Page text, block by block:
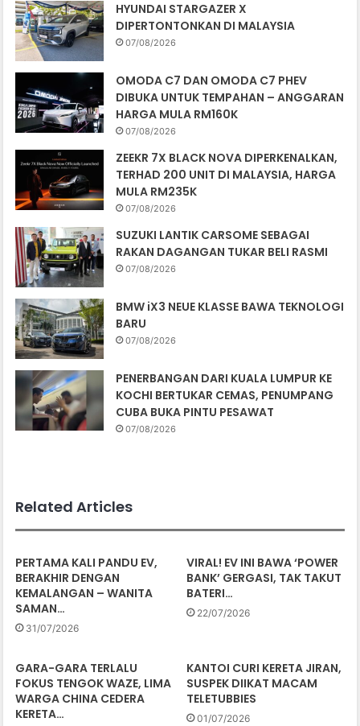
HYUNDAI STARGAZER X
DIPERTONTONKAN DI MALAYSIA
07/08/2026
OMODA C7 DAN OMODA C7 PHEV
DIBUKA UNTUK TEMPAHAN – ANGGARAN
HARGA MULA RM160K
07/08/2026
ZEEKR 7X BLACK NOVA DIPERKENALKAN,
TERHAD 200 UNIT DI MALAYSIA, HARGA
MULA RM235K
07/08/2026
SUZUKI LANTIK CARSOME SEBAGAI
RAKAN DAGANGAN TUKAR BELI RASMI
07/08/2026
BMW iX3 NEUE KLASSE BAWA TEKNOLOGI
BARU
07/08/2026
PENERBANGAN DARI KUALA LUMPUR KE
KOCHI BERTUKAR CEMAS, PENUMPANG
CUBA BUKA PINTU PESAWAT
07/08/2026
Related Articles
PERTAMA KALI PANDU EV,
BERAKHIR DENGAN
KEMALANGAN – WANITA
SAMAN…
31/07/2026
VIRAL! EV INI BAWA ‘POWER
BANK’ GERGASI, TAK TAKUT
BATERI…
22/07/2026
GARA-GARA TERLALU
FOKUS TENGOK WAZE, LIMA
WARGA CHINA CEDERA
KERETA…
KANTOI CURI KERETA JIRAN,
SUSPEK DIIKAT MACAM
TELETUBBIES
01/07/2026